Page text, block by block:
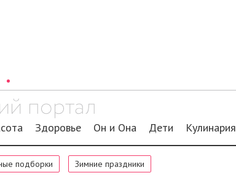
Здоровье Он и Она Дети Кулинария
подборки Зимние праздники